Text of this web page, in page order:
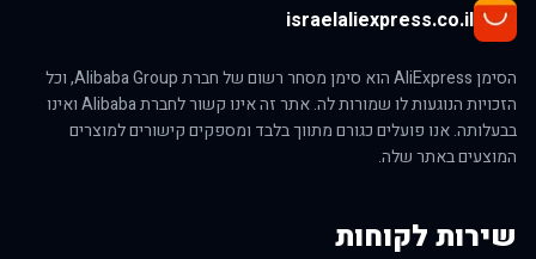
israelaliexpress.co.il
הסימן AliExpress הוא סימן מסחר רשום של חברת Alibaba Group, וכל
הזכויות הנוגעות לו שמורות לה. אתר זה אינו קשור לחברת Alibaba ואינו
בבעלותה. אנו פועלים כגורם מתווך בלבד ומספקים קישורים למוצרים
המוצעים באתר שלה.
שירות לקוחות